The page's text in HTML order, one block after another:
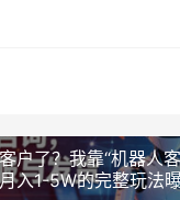
户了？我靠“机器人
入1-5W的完整玩法